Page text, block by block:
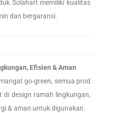
Solahart memiliki kualitas
dan bergaransi.
Efisien & Aman
go-green, semua prod
di design ramah lingkungan,
& aman untuk digunakan.